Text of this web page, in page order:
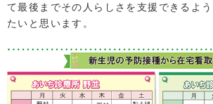
て最後までその人らしさを支援できるよ
たいと思います。